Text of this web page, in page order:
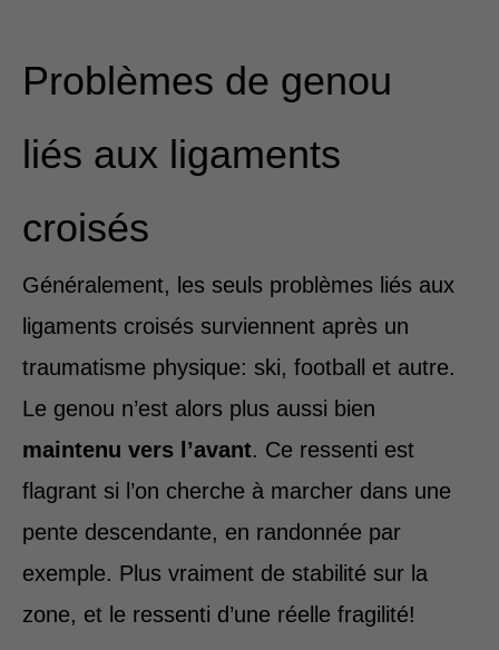
Problèmes de genou
liés aux ligaments
croisés
Généralement, les seuls problèmes liés aux
ligaments croisés surviennent après un
traumatisme physique: ski, football et autre.
Le genou n’est alors plus aussi bien
maintenu vers l’avant. Ce ressenti est
flagrant si l’on cherche à marcher dans une
pente descendante, en randonnée par
exemple. Plus vraiment de stabilité sur la
zone, et le ressenti d’une réelle fragilité!